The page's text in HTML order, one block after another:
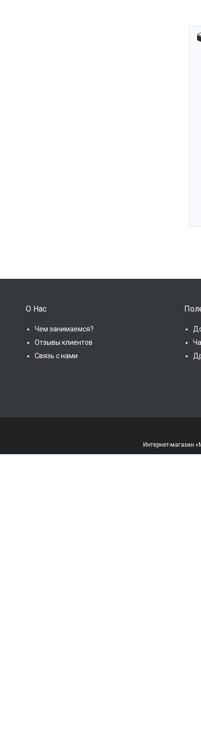
О Нас
Чем занимаемся?
Отзывы клиентов
Связь с нами